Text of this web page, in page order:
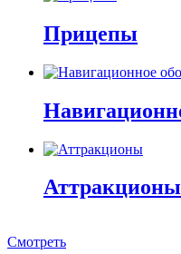
Прицепы
Аттракционы
Смотреть